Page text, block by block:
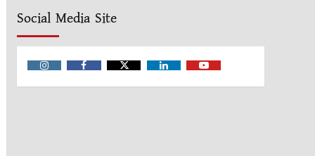
Social Media Site
InstagramFacebookTwitter Linkedin Youtube